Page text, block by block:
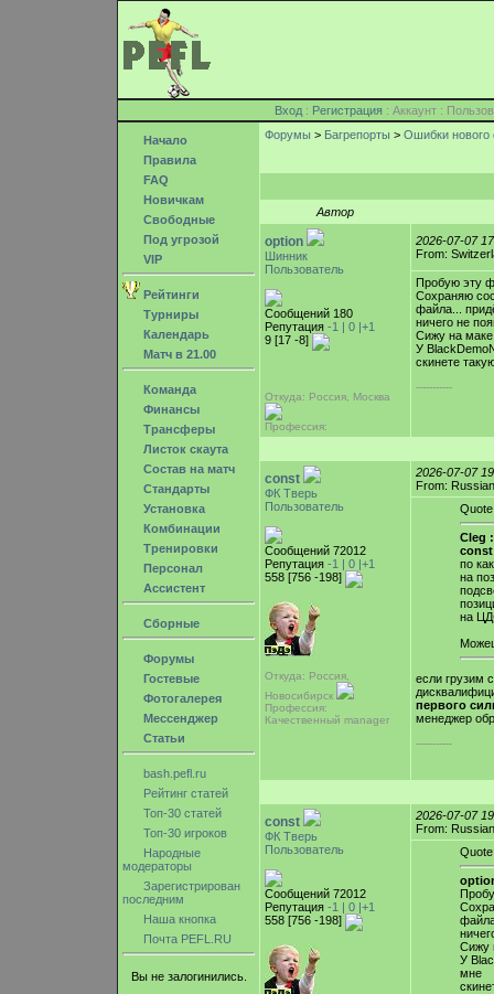
Вход: Регистрация : Аккаунт :
Начало
Правила
FAQ
Новичкам
Свободные
Под угрозой
VIP
Рейтинги
Турниры
Календарь
Матч в 21.00
Команда
Финансы
Трансферы
Листок скаута
Состав на матч
Стандарты
Установка
Комбинации
Тренировки
Персонал
Ассистент
Сборные
Форумы
Гостевые
Фотогалерея
Мессенджер
Статьи
bash.pefl.ru
Рейтинг статей
Топ-30 статей
Топ-30 игроков
Народные
модераторы
Зарегистрирован
последним
Наша кнопка
Почта PEFL.RU
Вы не залогинились.
Форумы > Багрепорты > Ошибки нового
Автор
option
Шинник
Пользователь
Сообщений 180
Репутация -1 | 0 |+1
9 [17 -8]
Откуда: Россия, Москва
Профессия:
2026-07-07
From:
Пробую эту
Сохраняю
файла...
ничего не
Сижу на
У
скинете
-----------
const
ФК Тверь
Пользователь
Сообщений 72012
Репутация -1 | 0 |+1
558 [756 -198]
Откуда: Россия,
Новосибирск
Профессия:
Качественный manager
2026-07-07
From:
Quote
Cleg :
const
по
на
на
если грузим
первого
менеджер
-----------
const
ФК Тверь
Пользователь
Сообщений 72012
Репутация -1 | 0 |+1
558 [756 -198]
2026-07-07
From:
Quote
Сижу
У
мне